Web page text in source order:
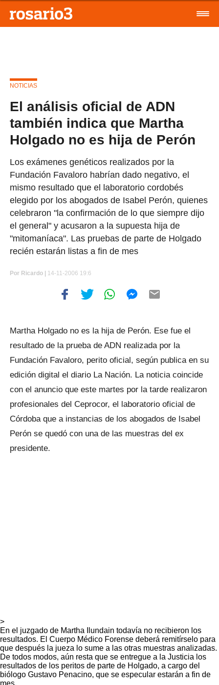
NOTICIAS
El análisis oficial de ADN
también indica que Martha
Holgado no es hija de Perón
Los exámenes genéticos realizados por la
Fundación Favaloro habrían dado negativo, el
mismo resultado que el laboratorio cordobés
elegido por los abogados de Isabel Perón, quienes
celebraron "la confirmación de lo que siempre dijo
el general" y acusaron a la supuesta hija de
"mitomaníaca". Las pruebas de parte de Holgado
recién estarán listas a fin de mes
Por Ricardo | 14-11-2006 19:6
Martha Holgado no es la hija de Perón. Ese fue el
resultado de la prueba de ADN realizada por la
Fundación Favaloro, perito oficial, según publica en su
edición digital el diario La Nación. La noticia coincide
con el anuncio que este martes por la tarde realizaron
profesionales del Ceprocor, el laboratorio oficial de
Córdoba que a instancias de los abogados de Isabel
Perón se quedó con una de las muestras del ex
presidente.
>
En el juzgado de Martha Ilundain todavía no recibieron los
resultados. El Cuerpo Médico Forense deberá remitírselo para
que después la jueza lo sume a las otras muestras analizadas.
De todos modos, aún resta que se entregue a la Justicia los
resultados de los peritos de parte de Holgado, a cargo del
biólogo Gustavo Penacino, que se especular estarán a fin de
mes.